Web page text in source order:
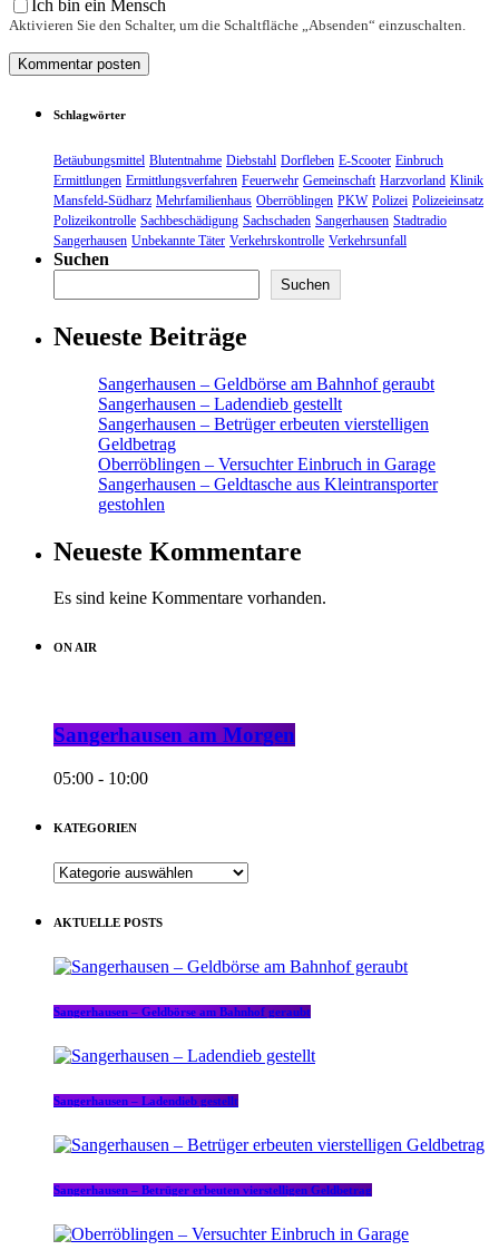
Ich bin ein Mensch
Aktivieren Sie den Schalter, um die Schaltfläche „Absenden“ einzuschalten.
Schlagwörter
Betäubungsmittel Blutentnahme Diebstahl Dorfleben E-Scooter Einbruch
Ermittlungen Ermittlungsverfahren Feuerwehr Gemeinschaft Harzvorland Klinik
Mansfeld-Südharz Mehrfamilienhaus Oberröblingen PKW Polizei Polizeieinsatz
Polizeikontrolle Sachbeschädigung Sachschaden Sangerhausen Stadtradio
Sangerhausen Unbekannte Täter Verkehrskontrolle Verkehrsunfall
Suchen
Suchen
Neueste Beiträge
Sangerhausen – Geldbörse am Bahnhof geraubt
Sangerhausen – Ladendieb gestellt
Sangerhausen – Betrüger erbeuten vierstelligen
Geldbetrag
Oberröblingen – Versuchter Einbruch in Garage
Sangerhausen – Geldtasche aus Kleintransporter
gestohlen
Neueste Kommentare
Es sind keine Kommentare vorhanden.
ON AIR
Sangerhausen am Morgen
05:00 - 10:00
KATEGORIEN
KATEGORIEN
AKTUELLE POSTS
Sangerhausen – Geldbörse am Bahnhof geraubt
Sangerhausen – Ladendieb gestellt
Sangerhausen – Betrüger erbeuten vierstelligen Geldbetrag